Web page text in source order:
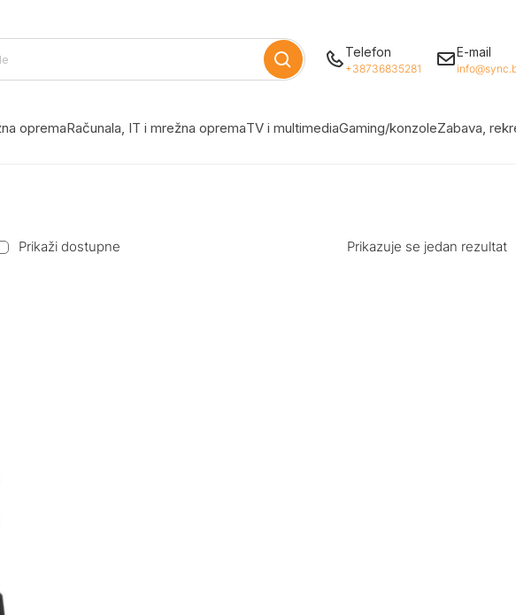
Telefon
+38736835281
E-mail
opremaRačunala, IT i mrežna opremaTV i multimediaGaming/konzoleZabava,
Prikaži dostupne Prikazuje se jedan rezultat